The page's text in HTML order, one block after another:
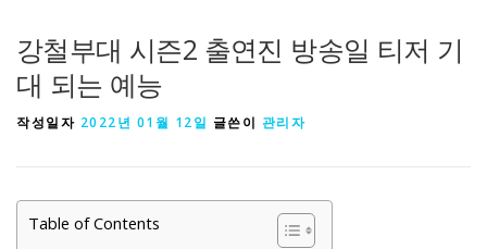
강철부대 시즌2 출연진 방송일 티저 기
대 되는 예능
작성일자 2022년 01월 12일 글쓴이 관리자
Table of Contents